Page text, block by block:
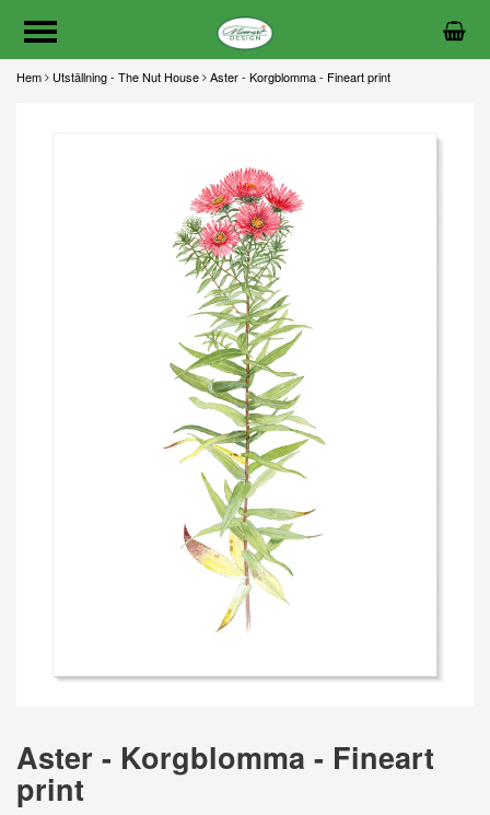
Hem Utställning - The Nut House Aster - Korgblomma - Fineart print
Aster - Korgblomma - Fineart
print